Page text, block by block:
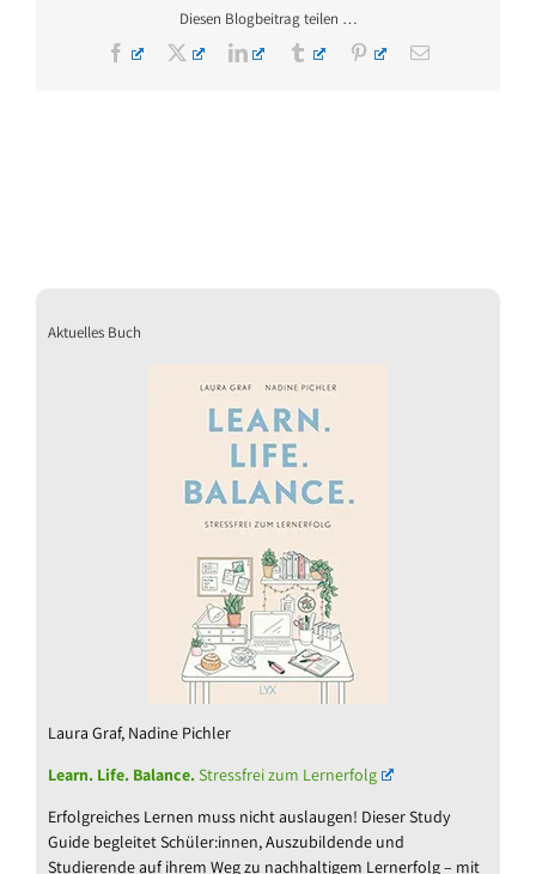
Diesen Blogbeitrag teilen …
Facebook
X LinkedInTumblr PinterestE-
Aktuelles Buch
Laura Graf, Nadine Pichler
Learn. Life. Balance.Stressfrei zum Lernerfolg
Erfolgreiches Lernen muss nicht auslaugen! Dieser Study
Guide begleitet Schüler:innen, Auszubildende und
Studierende auf ihrem Weg zu nachhaltigem Lernerfolg – mit